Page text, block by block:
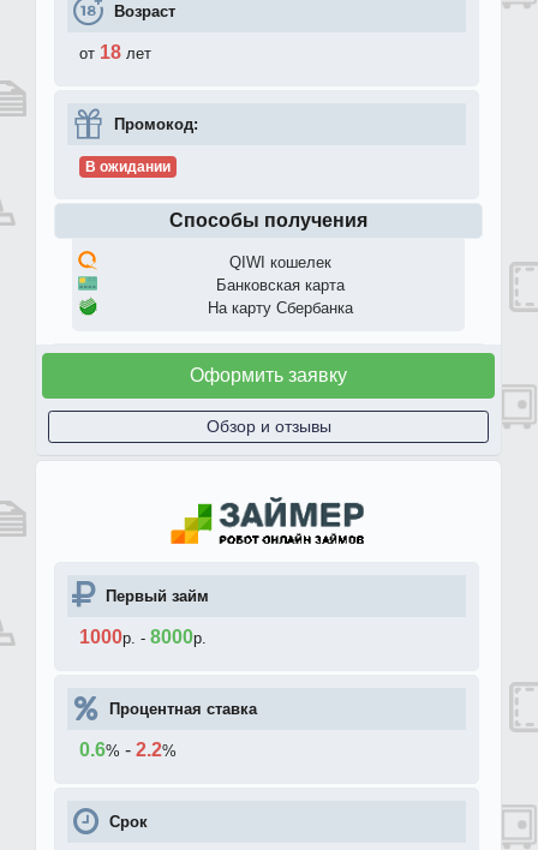
Возраст
от 18 лет
Промокод:
В ожидании
Способы получения
QIWI кошелек
Банковская карта
На карту Сбербанка
Оформить заявку
Обзор и отзывы
Первый займ
1000р. - 8000р.
Процентная ставка
0.6% - 2.2%
Срок